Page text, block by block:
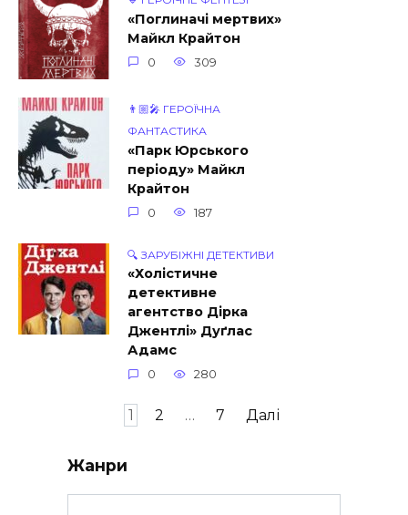
«Поглиначі мертвих»
Майкл Крайтон
0 309
👨🏼‍🎤 ГЕРОЇЧНА
ФАНТАСТИКА
«Парк Юрського
періоду» Майкл
Крайтон
0 187
🔍 ЗАРУБІЖНІ ДЕТЕКТИВИ
«Холістичне
детективне
агентство Дірка
Джентлі» Дуґлас
Адамс
0 280
1 2 … 7 Далі
Жанри